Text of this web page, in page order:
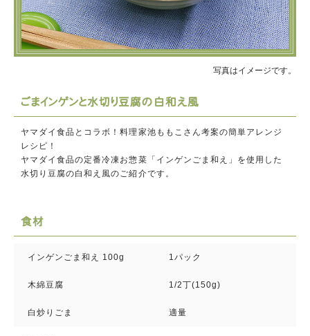
写真はイメージです。
ごまインゲンと水切り豆腐の白和え風
ヤマダイ食品とコラボ！料理家池ももこさん考案の簡単アレンジ
レシピ！
ヤマダイ食品の定番冷凍お惣菜「インゲンごま和え」を使用した
水切り豆腐の白和え風のご紹介です。
食材
インゲンごま和え 100g 1パック
木綿豆腐 1/2丁(150g)
白炒りごま 適量